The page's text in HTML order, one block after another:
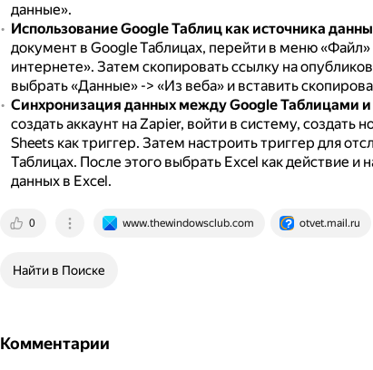
данные».
Использование Google Таблиц как источника
документ в Google Таблицах, перейти в меню
интернете». Затем скопировать ссылку на
выбрать «Данные» -> «Из веба» и вставить
Синхронизация данных между Google Таблицами
создать аккаунт на Zapier, войти в систему, создать
Sheets как триггер. Затем настроить триггер для
Таблицах. После этого выбрать Excel как действие и
данных в Excel.
0 www.thewindowsclub.com otvet.mail.ru
Найти в Поиске
Комментарии